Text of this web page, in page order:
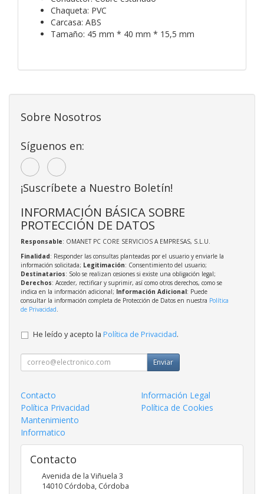
Chaqueta: PVC
Carcasa: ABS
Tamaño: 45 mm * 40 mm * 15,5 mm
Sobre Nosotros
Síguenos en:
¡Suscríbete a Nuestro Boletín!
INFORMACIÓN BÁSICA SOBRE
PROTECCIÓN DE DATOS
Responsable: OMANET PC CORE SERVICIOS A EMPRESAS, S.L.U.
Finalidad: Responder las consultas planteadas por el usuario y enviarle la
información solicitada; Legitimación: Consentimiento del usuario;
Destinatarios: Solo se realizan cesiones si existe una obligación legal;
Derechos: Acceder, rectificar y suprimir, así como otros derechos, como se
indica en la información adicional; Información Adicional: Puede
consultar la información completa de Protección de Datos en nuestra Política
de Privacidad
He leído y acepto la Política de Privacidad.
Enviar
Contacto
Información Legal
Política Privacidad
Política de Cookies
Mantenimiento
Informatico
Contacto
Avenida de la Viñuela 3
14010 Córdoba, Córdoba